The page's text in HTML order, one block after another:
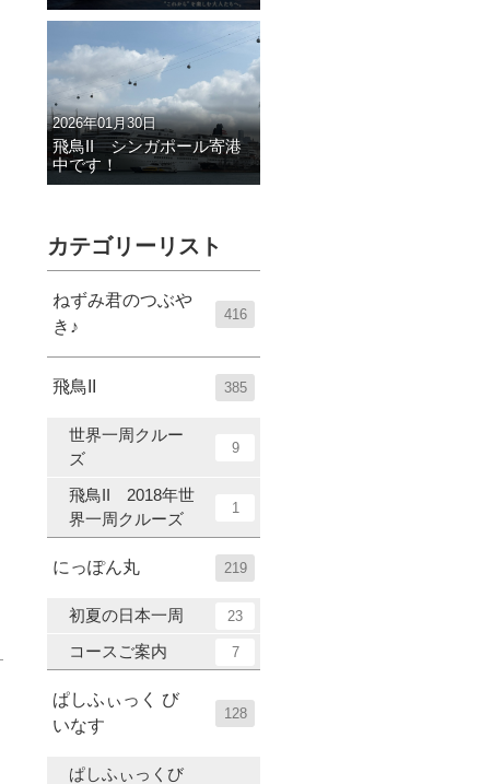
2026年01月30日
飛鳥II シンガポール寄港
中です！
カテゴリーリスト
ねずみ君のつぶや
き♪
416
飛鳥II 385
世界一周クルー
ズ
9
飛鳥II 2018年世
界一周クルーズ
1
にっぽん丸 219
初夏の日本一周 23
コースご案内 7
ぱしふぃっく び
いなす
128
ぱしふぃっくび